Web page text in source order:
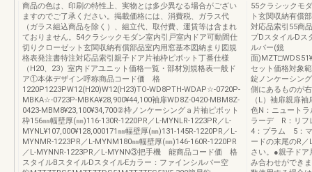
商品の色は、印刷の特性上、実物とは多少異なる場合がござい
ますのでご了承ください。掲載価格には、消費税、ガラス代
（ガラス組込商品を除く）、組立代、取付費、運賃等は含まれ
ておりません。54クラシックモダン室内引戸室内ドア可動間仕
切りクローゼット玄関収納有償部品室内用窓基本図納まり図規
格表発注書特注対応品索引親子ドア片袖枠ピボット丁番仕様
（H20、23）室内ドアユニット価格一覧・部材別規格表一般ド
ア①本体デザイン呼称商品コード価 格
1220P1223PW12(H20)W12(H23)TO-WD8PTH-WDAP☆-0720P-
MBKA☆-0723P-MBKA¥28,900¥44,100袖扉WD8Z-0420-MBM8Z-
0423-MBM8¥23,100¥34,700②枠ノンケーシングａ片袖ピボット
枠156㎜幅壁厚(㎜)116-130R-1220PR／L-MYNLR-1223PR／L-
MYNL¥107,000¥128,000171㎜幅壁厚(㎜)131-145R-1220PR／L-
MYNMR-1223PR／L-MYNM180㎜幅壁厚(㎜)146-160R-1220PR
／L-MYNNR-1223PR／L-MYNN③把手機 能商品コード価 格
スタイルBスタイルDスタイルEカラー：ファインシルバー空
55クラシックモ
ト玄関収納有償
対応品索引55商
プDスタイルDス
ルバー(鏡
面
セット価格対象
錠ノンケーシン
側にあるものが
（L）袖扉親扉
色N：ニュート
ラーデ R：リフ
4：プラム 5：マ
ードの末尾のR
さい。●親子ドア
み合わせができ